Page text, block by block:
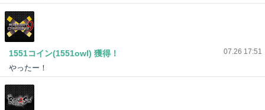
07.26 17:51
1551コイン(1551owl) 獲得！
やったー！